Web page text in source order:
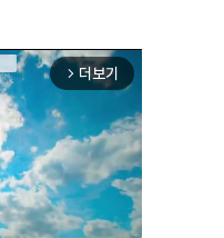
arrow_forward_ios 더보기